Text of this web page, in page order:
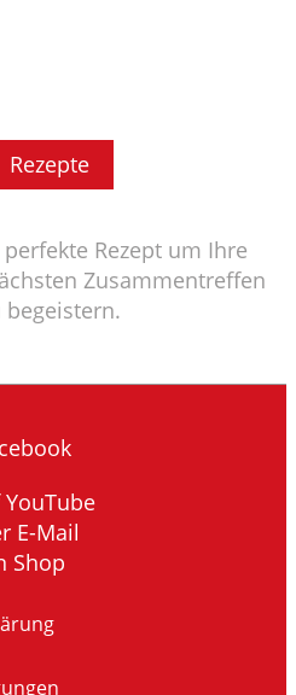
Rezepte
Rezept um Ihre
Zusammentreffen
begeistern.
E-Mail
Shop